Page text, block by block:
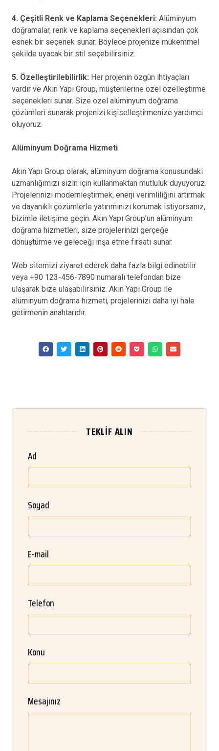
4. Çeşitli Renk ve Kaplama Seçenekleri: Alüminyum
doğramalar, renk ve kaplama seçenekleri açısından çok
esnek bir seçenek sunar. Böylece projenize mükemmel
şekilde uyacak bir stil seçebilirsiniz.
5. Özelleştirilebilirlik: Her projenin özgün ihtiyaçları
vardır ve Akın Yapı Group, müşterilerine özel özelleştirme
seçenekleri sunar. Size özel alüminyum doğrama
çözümleri sunarak projenizi kişiselleştirmenize yardımcı
oluyoruz.
Alüminyum Doğrama Hizmeti
Akın Yapı Group olarak, alüminyum doğrama konusundaki
uzmanlığımızı sizin için kullanmaktan mutluluk duyuyoruz.
Projelerinizi modernleştirmek, enerji verimliliğini artırmak
ve dayanıklı çözümlerle yatırımınızı korumak istiyorsanız,
bizimle iletişime geçin. Akın Yapı Group’un alüminyum
doğrama hizmetleri, size projelerinizi gerçeğe
dönüştürme ve geleceği inşa etme fırsatı sunar.
Web sitemizi ziyaret ederek daha fazla bilgi edinebilir
veya +90 123-456-7890 numaralı telefondan bize
ulaşarak bize ulaşabilirsiniz. Akın Yapı Group ile
alüminyum doğrama hizmeti, projelerinizi daha iyi hale
getirmenin anahtarıdır.
TEKLIF ALIN
Ad
Soyad
E-mail
Telefon
Konu
Mesajınız